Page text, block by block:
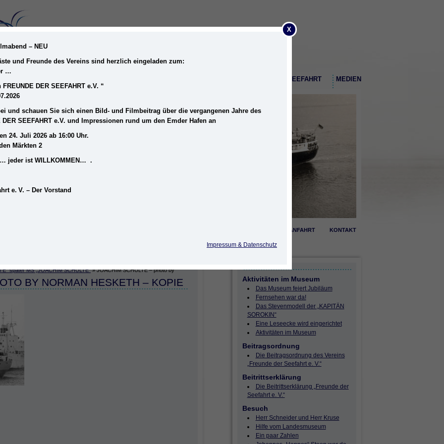
SEEFAHRT MEDIEN
ANFAHRT KONTAKT
später MS „JOACHIM SCHULTE“»JOACHIM SCHULTE – photo by
BY NORMAN HESKETH – KOPIE Aktivitäten im Museum
Das Museum feiert Jubiläum
Fernsehen war da!
Das Stevenmodell der „KAPITÄN
SOROKIN“
Eine Leseecke wird eingerichtet
Aktivitäten im Museum
Beitragsordnung
Die Beitragsordnung des Vereins
„Freunde der Seefahrt e. V.“
Beitrittserklärung
Die Beitrittserklärung „Freunde der
Seefahrt e. V.“
Besuch
Herr Schneider und Herr Kruse
Hilfe vom Landesmuseum
Ein paar Zahlen
– NEU
und Freunde des Vereins sind herzlich eingeladen zum:
…
DER SEEFAHRT e.V. “
und schauen Sie sich einen Bild- und Filmbeitrag über die vergangenen Jahre des
DER SEEFAHRT e.V. und Impressionen rund um den Emder Hafen an
24. Juli 2026 ab 16:00 Uhr.
Märkten 2
jeder ist WILLKOMMEN… .
e. V. – Der Vorstand
X
Impressum & Datenschutz